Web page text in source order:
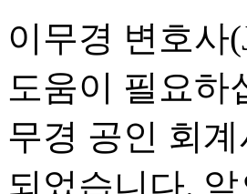
이무경 변호사
도움이 필요하
무경 공인 회
되었습니다.